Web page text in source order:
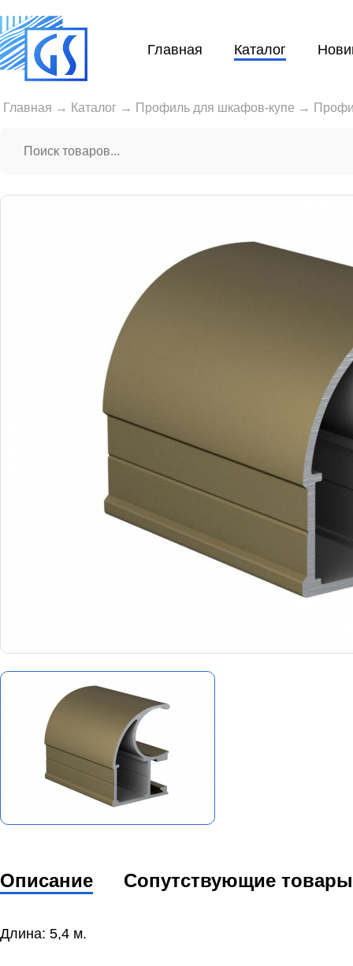
Главная Каталог
Главная → Каталог → Профиль для шкафов-купе →
Описание Сопутствующие товары
Длина: 5,4 м.